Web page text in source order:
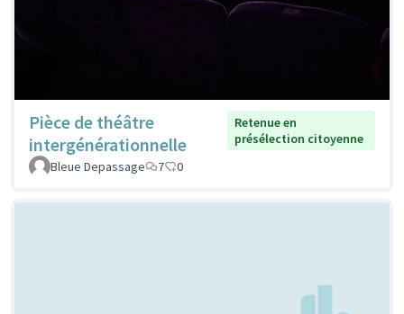
Pièce de théâtre
intergénérationnelle
Retenue en
présélection citoyenne
Bleue Depassage
7 0